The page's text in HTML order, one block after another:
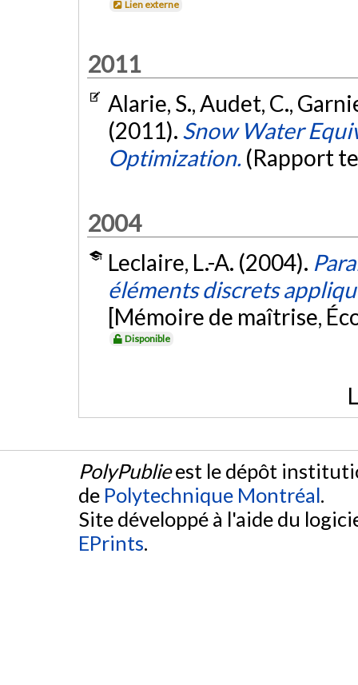
Lien externe
2011
Alarie, S., Audet, C.,
(2011). Snow Water
Optimization. (Rapport
2004
Leclaire, L.-A. (2004).
éléments discrets
[Mémoire de maîtrise,
Disponible
PolyPublieest le dépôt
de Polytechnique Montréal.
Site développé à l'aide du
EPrints.